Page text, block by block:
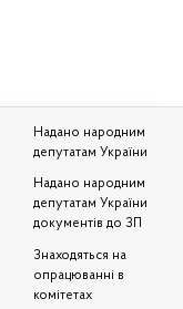
Надано народним
депутатам України
Надано народним
депутатам України
документів до ЗП
Знаходяться на
опрацюванні в
комітетах